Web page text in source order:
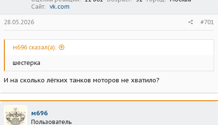
Сайт
vk.com
28.05.2026 #701
м696 сказал(а):
шестерка
И на сколько лёгких танков моторов не хватило?
м696
Пользователь